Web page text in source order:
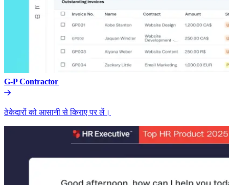
G-P Contractor​​
ठेकेदारों को आसानी से किराए पर लें।​​